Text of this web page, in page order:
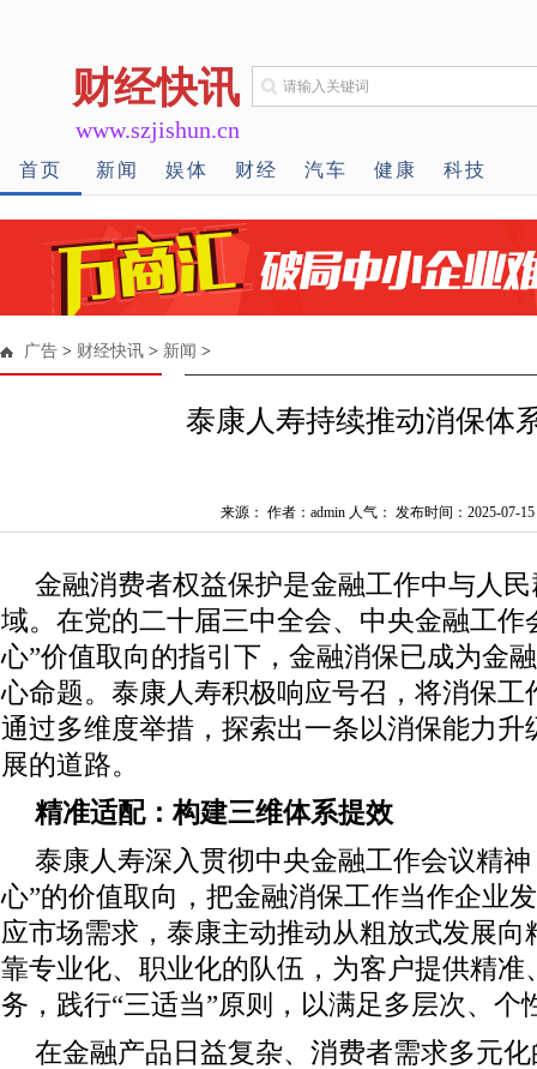
财经快讯
www.szjishun.cn
首页 新闻 娱体 财经 汽车 健康 科技
广告 > 财经快讯 > 新闻 >
泰康人寿持续推动消保体
来源： 作者：admin 人气： 发布时间：2025-07-15
金融消费者权益保护是金融工作中与人
域。在党的二十届三中全会、中央金融工作
心”价值取向的指引下，金融消保已成为金
心命题。泰康人寿积极响应号召，将消保工
通过多维度举措，探索出一条以消保能力升
展的道路。
精准适配：构建三维体系提效
泰康人寿深入贯彻中央金融工作会议精
心”的价值取向，把金融消保工作当作企业
应市场需求，泰康主动推动从粗放式发展向
靠专业化、职业化的队伍，为客户提供精准
务，践行“三适当”原则，以满足多层次、个
在金融产品日益复杂、消费者需求多元